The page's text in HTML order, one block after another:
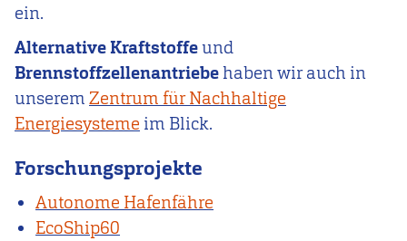
ein.
Alternative Kraftstoffeund
Brennstoffzellenantriebehaben wir auch in
unserem Zentrum für Nachhaltige
Energiesysteme im Blick.
Forschungsprojekte
Autonome Hafenfähre
EcoShip60